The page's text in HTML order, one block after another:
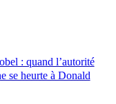
: quand l’autorité
se heurte à Donald